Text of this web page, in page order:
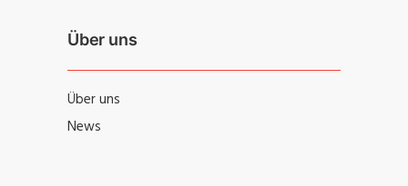
Über uns
Über uns
News